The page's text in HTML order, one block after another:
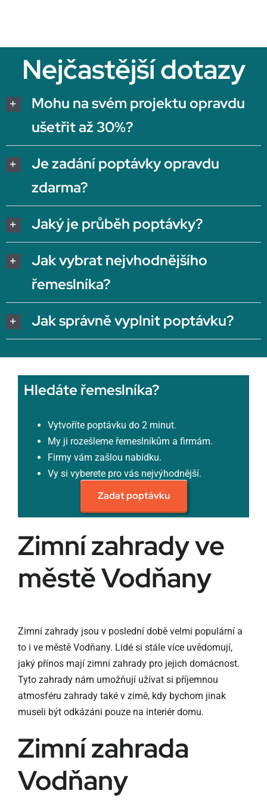
Nejčastější dotazy
Mohu na svém projektu opravdu
ušetřit až 30%?
Je zadání poptávky opravdu
zdarma?
Jaký je průběh poptávky?
Jak vybrat nejvhodnějšího
řemeslníka?
Jak správně vyplnit poptávku?
Hledáte řemeslníka?
Vytvoříte poptávku do 2 minut.
My ji rozešleme řemeslníkům a firmám.
Firmy vám zašlou nabídku.
Vy si vyberete pro vás nejvýhodnější.
Zadat poptávku
Zimní zahrady ve
městě Vodňany
Zimní zahrady jsou v poslední době velmi populární a
to i ve městě Vodňany. Lidé si stále více uvědomují,
jaký přínos mají zimní zahrady pro jejich domácnost.
Tyto zahrady nám umožňují užívat si příjemnou
atmosféru zahrady také v zimě, kdy bychom jinak
museli být odkázáni pouze na interiér domu.
Zimní zahrada
Vodňany